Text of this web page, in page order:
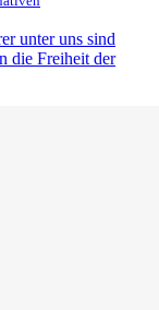
unter uns sind
die Freiheit der